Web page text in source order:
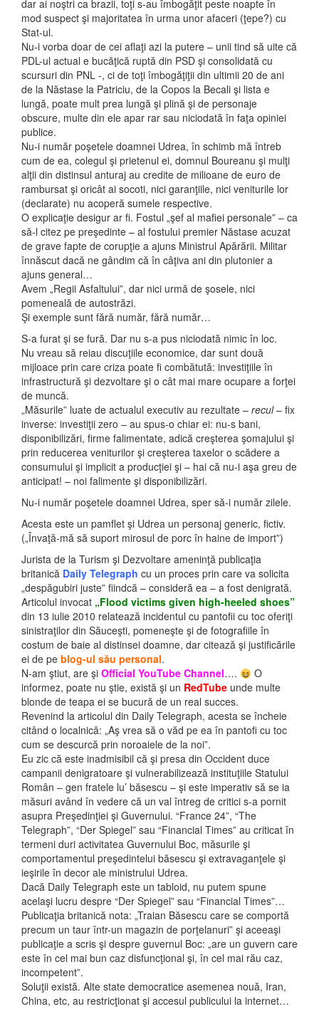
dar ai noştri ca brazii, toţi s-au îmbogăţit peste noapte în
mod suspect şi majoritatea în urma unor afaceri (ţepe?) cu
Stat-ul.
Nu-i vorba doar de cei aflaţi azi la putere – unii tind să uite că
PDL-ul actual e bucăţică ruptă din PSD şi consolidată cu
scursuri din PNL -, ci de toţi îmbogăţiţii din ultimii 20 de ani
de la Năstase la Patriciu, de la Copos la Becali şi lista e
lungă, poate mult prea lungă şi plină şi de personaje
obscure, multe din ele apar rar sau niciodată în faţa opiniei
publice.
Nu-i număr poşetele doamnei Udrea, în schimb mă întreb
cum de ea, colegul şi prietenul ei, domnul Boureanu şi mulţi
alţii din distinsul anturaj au credite de milioane de euro de
rambursat şi oricât ai socoti, nici garanţiile, nici veniturile lor
(declarate) nu acoperă sumele respective.
O explicaţie desigur ar fi. Fostul „şef al mafiei personale” – ca
să-l citez pe preşedinte – al fostului premier Năstase acuzat
de grave fapte de corupţie a ajuns Ministrul Apărării. Militar
înnăscut dacă ne gândim că în câţiva ani din plutonier a
ajuns general…
Avem „Regii Asfaltului”, dar nici urmă de şosele, nici
pomeneală de autostrăzi.
Şi exemple sunt fără număr, fără număr…
S-a furat şi se fură. Dar nu s-a pus niciodată nimic în loc.
Nu vreau să reiau discuţiile economice, dar sunt două
mijloace prin care criza poate fi combătută: investiţiile în
infrastructură şi dezvoltare şi o cât mai mare ocupare a forţei
de muncă.
„Măsurile” luate de actualul executiv au rezultate – recul– fix
inverse: investiţii zero – au spus-o chiar ei: nu-s bani,
disponibilizări, firme falimentate, adică creşterea şomajului şi
prin reducerea veniturilor şi creşterea taxelor o scădere a
consumului şi implicit a producţiei şi – hai că nu-i aşa greu de
anticipat! – noi falimente şi disponibilizări.
Nu-i număr poşetele doamnei Udrea, sper să-i număr zilele.
Acesta este un pamflet şi Udrea un personaj generic, fictiv.
(„Învaţă-mă să suport mirosul de porc în haine de import”)
Jurista de la Turism şi Dezvoltare ameninţă publicaţia
britanică Daily Telegraph cu un proces prin care va solicita
„despăgubiri juste” fiindcă – consideră ea – a fost denigrată.
Articolul invocat „Flood victims given high-heeled shoes”
din 13 iulie 2010 relatează incidentul cu pantofii cu toc oferiţi
sinistraţilor din Săuceşti, pomeneşte şi de fotografiile în
costum de baie al distinsei doamne, dar citează şi justificările
ei de pe blog-ul său personal.
N-am ştiut, are şi Official YouTube Channel….
O
informez, poate nu ştie, există şi un RedTube unde multe
blonde de teapa ei se bucură de un real succes.
Revenind la articolul din Daily Telegraph, acesta se încheie
citând o localnică: „Aş vrea să o văd pe ea în pantofi cu toc
cum se descurcă prin noroaiele de la noi”.
Eu zic că este inadmisibil că şi presa din Occident duce
campanii denigratoare şi vulnerabilizează instituţiile Statului
Român – gen fratele lu’ băsescu – şi este imperativ să se ia
măsuri având în vedere că un val întreg de critici s-a pornit
asupra Preşedinţiei şi Guvernului. “France 24”, “The
Telegraph”, “Der Spiegel” sau “Financial Times” au criticat în
termeni duri activitatea Guvernului Boc, măsurile şi
comportamentul preşedintelui băsescu şi extravaganţele şi
ieşirile în decor ale ministrului Udrea.
Dacă Daily Telegraph este un tabloid, nu putem spune
acelaşi lucru despre “Der Spiegel” sau “Financial Times”…
Publicaţia britanică nota: „Traian Băsescu care se comportă
precum un taur într-un magazin de porţelanuri” şi aceeaşi
publicaţie a scris şi despre guvernul Boc: „are un guvern care
este în cel mai bun caz disfuncţional şi, în cel mai rău caz,
incompetent”.
Soluţii există. Alte state democratice asemenea nouă, Iran,
China, etc, au restricţionat şi accesul publicului la internet…